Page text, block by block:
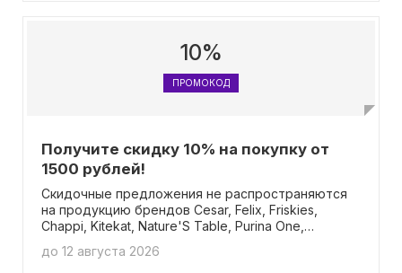
10%
ПРОМОКОД
Получите скидку 10% на покупку от
1500 рублей!
Скидочные предложения не распространяются
на продукцию брендов Cesar, Felix, Friskies,
Chappi, Kitekat, Nature'S Table, Purina One,
Steel, Catsan, Барсик, 3ооник, Гурмэ, Pro Plan.
до 12 августа 2026